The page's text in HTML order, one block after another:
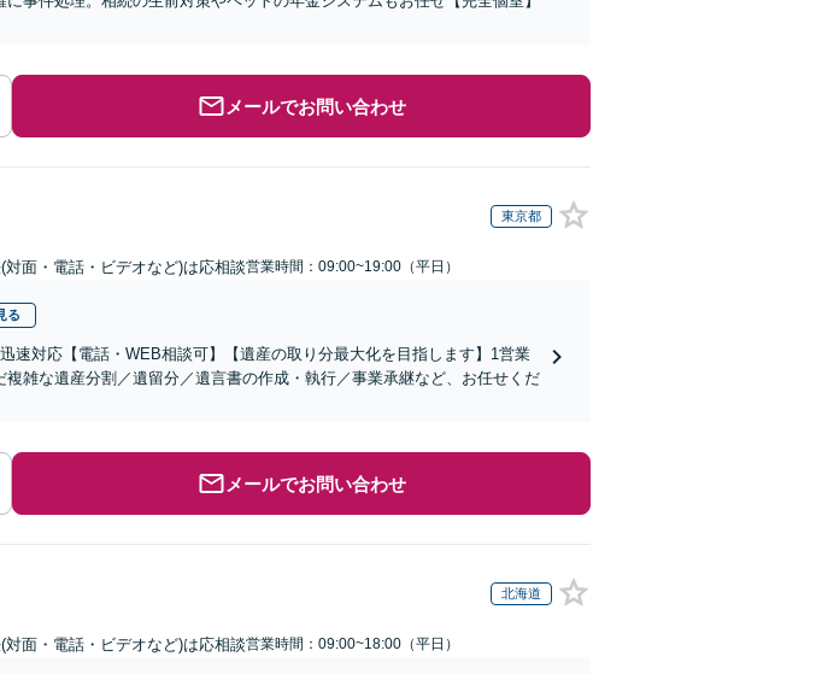
メールでお問い合わせ
東京都
対面・電話・ビデオなど)は応相談営業時間：09:00~19:00（平日）
る
速対応【電話・WEB相談可】【遺産の取り分最大化を目指します】1営業
雑な遺産分割／遺留分／遺言書の作成・執行／事業承継など、お任せくだ
メールでお問い合わせ
北海道
対面・電話・ビデオなど)は応相談営業時間：09:00~18:00（平日）